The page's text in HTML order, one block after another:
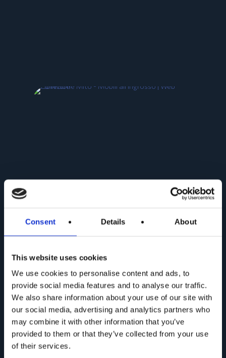
Consent Details About
This website uses cookies
We use cookies to personalise content and ads, to
provide social media features and to analyse our traffic.
We also share information about your use of our site with
our social media, advertising and analytics partners who
may combine it with other information that you’ve
provided to them or that they’ve collected from your use
of their services.
Collezione CORO